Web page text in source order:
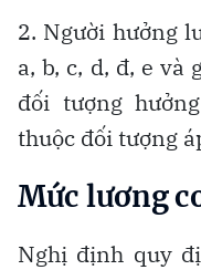
2. Người hưởng
a, b, c, d, đ, e và
đối tượng
thuộc đối tượng
Mức lương
Nghị định quy